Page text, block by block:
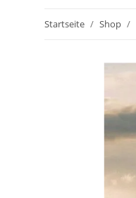
Startseite Shop